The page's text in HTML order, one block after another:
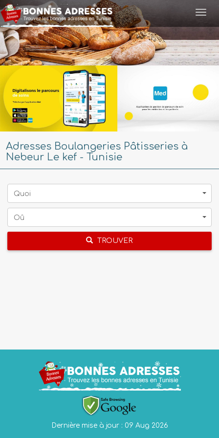
Adresses Boulangeries Pâtisseries à
Nebeur Le kef - Tunisie
Quoi
Oû
TROUVER
Dernière mise à jour : 09 Aug 2026